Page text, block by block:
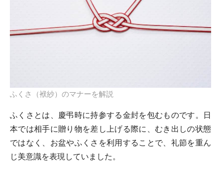
ふくさ（袱紗）のマナーを解説
ふくさとは、慶弔時に持参する金封を包むものです。日
本では相手に贈り物を差し上げる際に、むき出しの状態
ではなく、お盆やふくさを利用することで、礼節を重ん
じ美意識を表現していました。